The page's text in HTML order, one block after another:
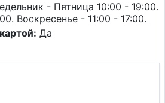
- Пятница 10:00 - 19:00.
Воскресенье - 11:00 - 17:00.
Да